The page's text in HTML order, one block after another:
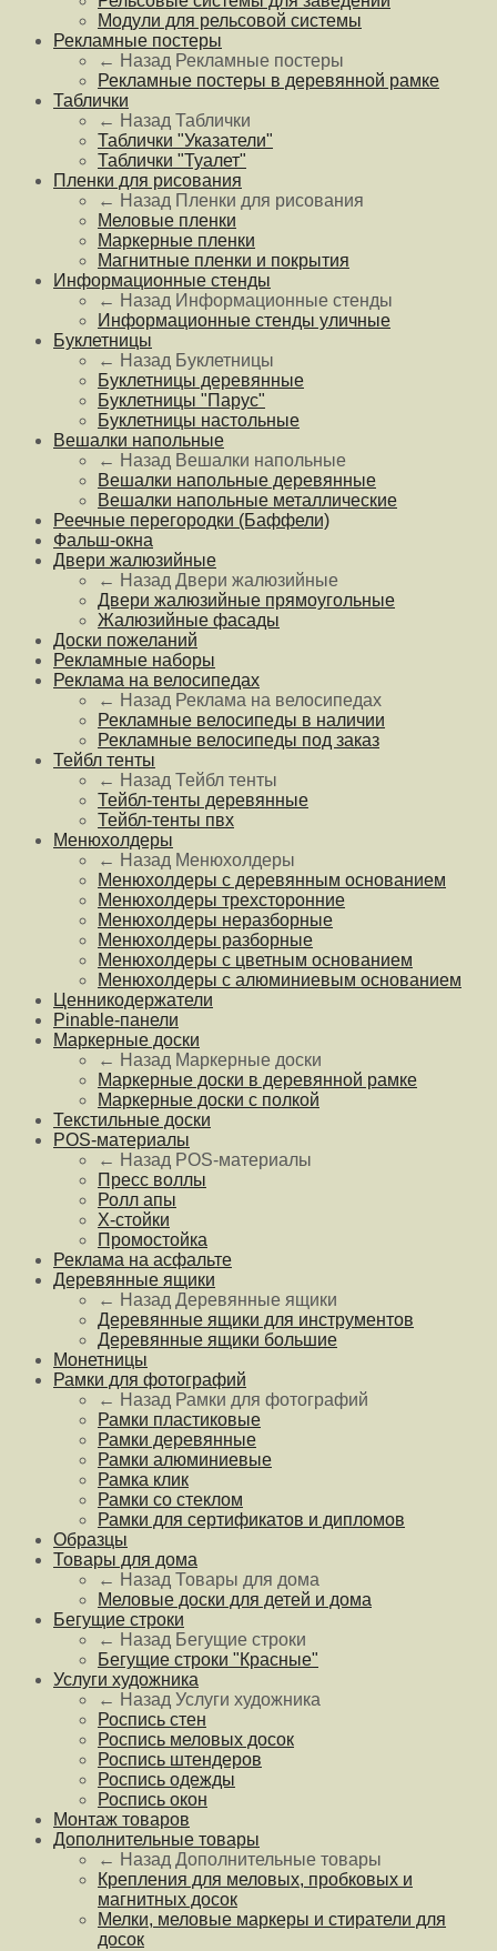
Модули для рельсовой системы
Рекламные постеры
← Назад Рекламные постеры
Рекламные постеры в деревянной рамке
Таблички
← Назад Таблички
Таблички "Указатели"
Таблички "Туалет"
Пленки для рисования
← Назад Пленки для рисования
Меловые пленки
Маркерные пленки
Магнитные пленки и покрытия
Информационные стенды
← Назад Информационные стенды
Информационные стенды уличные
Буклетницы
← Назад Буклетницы
Буклетницы деревянные
Буклетницы "Парус"
Буклетницы настольные
Вешалки напольные
← Назад Вешалки напольные
Вешалки напольные деревянные
Вешалки напольные металлические
Реечные перегородки (Баффели)
Фальш-окна
Двери жалюзийные
← Назад Двери жалюзийные
Двери жалюзийные прямоугольные
Жалюзийные фасады
Доски пожеланий
Рекламные наборы
Реклама на велосипедах
← Назад Реклама на велосипедах
Рекламные велосипеды в наличии
Рекламные велосипеды под заказ
Тейбл тенты
← Назад Тейбл тенты
Тейбл-тенты деревянные
Тейбл-тенты пвх
Менюхолдеры
← Назад Менюхолдеры
Менюхолдеры с деревянным основанием
Менюхолдеры трехсторонние
Менюхолдеры неразборные
Менюхолдеры разборные
Менюхолдеры с цветным основанием
Менюхолдеры с алюминиевым основанием
Ценникодержатели
Pinable-панели
Маркерные доски
← Назад Маркерные доски
Маркерные доски в деревянной рамке
Маркерные доски с полкой
Текстильные доски
POS-материалы
← Назад POS-материалы
Пресс воллы
Ролл апы
Х-стойки
Промостойка
Реклама на асфальте
Деревянные ящики
← Назад Деревянные ящики
Деревянные ящики для инструментов
Деревянные ящики большие
Монетницы
Рамки для фотографий
← Назад Рамки для фотографий
Рамки пластиковые
Рамки деревянные
Рамки алюминиевые
Рамка клик
Рамки со стеклом
Рамки для сертификатов и дипломов
Образцы
Товары для дома
← Назад Товары для дома
Меловые доски для детей и дома
Бегущие строки
← Назад Бегущие строки
Бегущие строки "Красные"
Услуги художника
← Назад Услуги художника
Роспись стен
Роспись меловых досок
Роспись штендеров
Роспись одежды
Роспись окон
Монтаж товаров
Дополнительные товары
← Назад Дополнительные товары
Крепления для меловых, пробковых и
магнитных досок
Мелки, меловые маркеры и стиратели для
досок